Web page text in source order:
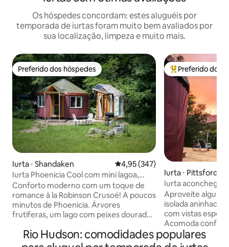
Os hóspedes concordam: estes aluguéis por
temporada de iurtas foram muito bem avaliados por
sua localização, limpeza e muito mais.
Preferido dos hóspedes
Preferido dos hóspedes
Iurta ⋅ Shandaken 4,95 de uma avaliação média de
4,95 (347)
Iurta Phoenicia Cool com mini lagoa,
prado e ar-condicionado!
Conforto moderno com um toque de
romance à la Robinson Crusoé! A poucos
minutos de Phoenicia. Árvores
frutíferas, um lago com peixes dourados
sol. Um jardim de esculturas
extravagantes para quem ama arte. Wi-
Entre os
Preferido dos
Iurta ⋅ Pittsford
Iurta
para o pôr do sol
Aproveite algum
isolada aninhada
com vistas
Acomoda
mas pode
de banho com
Rio Hudson: comodidades populares